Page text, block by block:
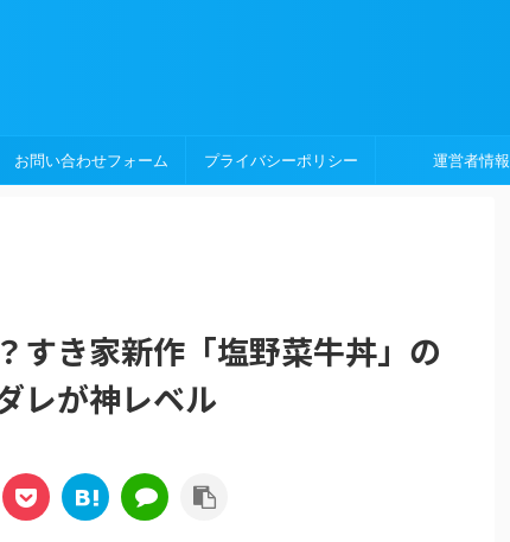
お問い合わせフォーム プライバシーポリシー 運営者情報
すき家新作「塩野菜牛丼」の
レが神レベル